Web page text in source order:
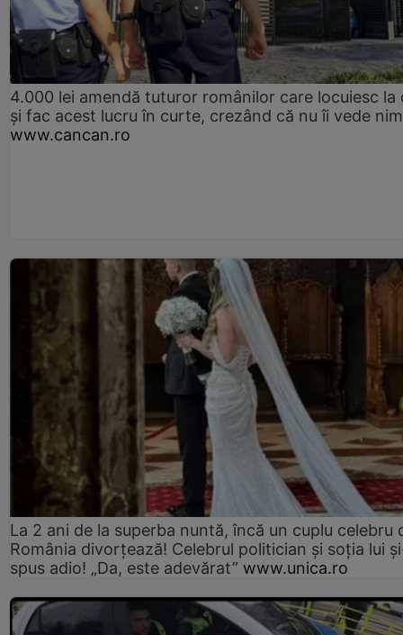
4.000 lei amendă tuturor românilor care locuiesc la
și fac acest lucru în curte, crezând că nu îi vede
www.cancan.ro
La 2 ani de la superba nuntă, încă un cuplu celebru
România divorțează! Celebrul politician și soția lui
spus adio! „Da, este adevărat” www.unica.ro